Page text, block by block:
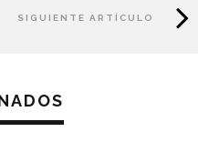
Su maletero es de 760
producido en la factoría
(Alemania) -el coche
SIGUIENTE ARTÍCULO